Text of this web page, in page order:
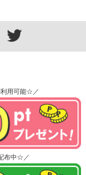
用可能☆／
布中☆／